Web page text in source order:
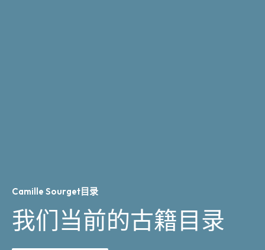
Camille Sourget目录
我们当前的古籍目录